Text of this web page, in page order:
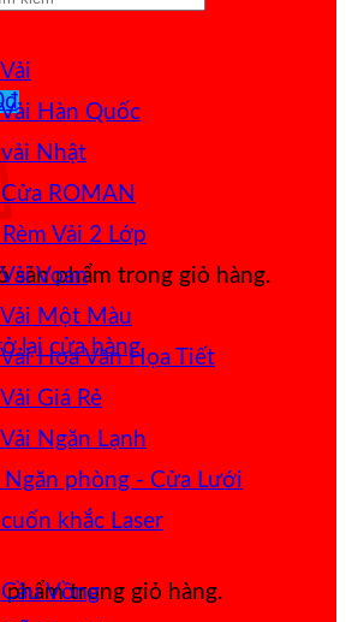
₫
sản phẩm trong giỏ hàng.
lại cửa hàng
phẩm trong giỏ hàng.
Hàn Quốc
Nhật
ROMAN
Vải 2 Lớp
Voan
Vải Một Màu
Hoa Văn Họa Tiết
Giá Rẻ
Ngăn Lạnh
Ngăn phòng - Cửa Lưới
khắc Laser
Vồng